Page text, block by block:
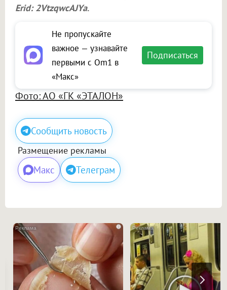
Erid: 2VtzqwcAJYa.
Не пропускайте
важное — узнавайте
первыми с Om1 в
«Макс»
Подписаться
Фото: АО «ГК «ЭТАЛОН»
Сообщить новость
Размещение рекламы
Макс Телеграм
i